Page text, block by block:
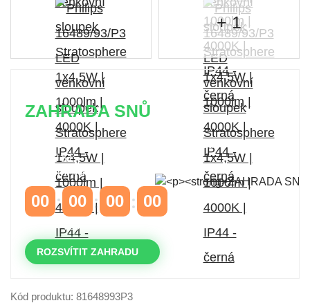
+ 1
ZAHRADA SNŮ
10.000 Kč
s kódem: VIP20
00 00
HODINY
00 00
ROZSVÍTIT ZAHRADU
Kód produktu: 81648993P3